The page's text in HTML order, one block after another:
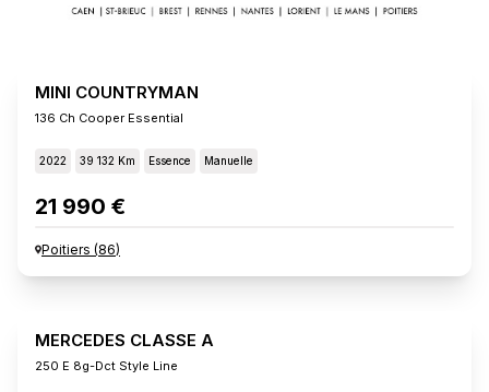
MINI COUNTRYMAN
136 Ch Cooper Essential
2022 39 132 Km Essence Manuelle
21 990 €
Poitiers (86)
MERCEDES CLASSE A
250 E 8g-Dct Style Line